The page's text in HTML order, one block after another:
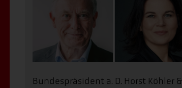
Bundespräsident a. D. Horst Köhler &